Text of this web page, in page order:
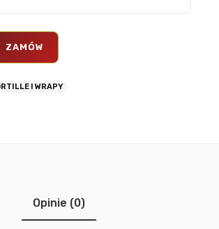
ZAMÓW
I WRAPY
Opinie (0)